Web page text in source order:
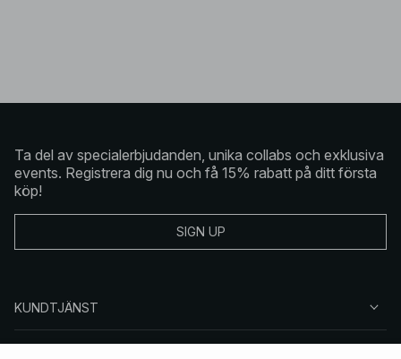
Ta del av specialerbjudanden, unika collabs och exklusiva
events. Registrera dig nu och få 15% rabatt på ditt första
köp!
SIGN UP
KUNDTJÄNST